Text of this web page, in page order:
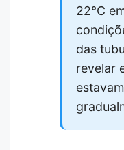
22°C
das
revelar